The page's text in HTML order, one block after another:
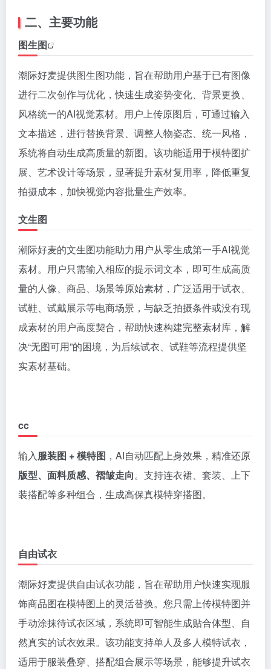
二、主要功能
图生图
潮际好麦提供图生图功能，旨在帮助用户基于已有图像
进行二次创作与优化，快速生成姿势变化、背景更换、
风格统一的AI视觉素材。用户上传原图后，可通过输入
文本描述，进行替换背景、调整人物姿态、统一风格，
系统将自动生成高质量的新图。该功能适用于模特图扩
展、艺术设计等场景，显著提升素材复用率，降低重复
拍摄成本，加快视觉内容批量生产效率。
文生图
潮际好麦的文生图功能助力用户从零生成第一手AI视觉
素材。用户只需输入相应的提示词文本，即可生成高质
量的人像、商品、场景等原始素材，广泛适用于试衣、
试鞋、试戴展示等电商场景，与缺乏拍摄条件或没有现
成素材的用户高度契合，帮助快速构建完整素材库，解
决“无图可用”的困境，为后续试衣、试鞋等流程提供坚
实素材基础。
cc
输入服装图 + 模特图 ，AI自动匹配上身效果，精准还原
版型、面料质感、褶皱走向。支持连衣裙、套装、上下
装搭配等多种组合，生成高保真模特穿搭图。
自由试衣
潮际好麦提供自由试衣功能，旨在帮助用户快速实现服
饰商品图在模特图上的灵活替换。您只需上传模特图并
手动涂抹待试衣区域，系统即可智能生成贴合体型、自
然真实的试衣效果。该功能支持单人及多人模特试衣，
适用于服装叠穿、搭配组合展示等场景，能够提升试衣